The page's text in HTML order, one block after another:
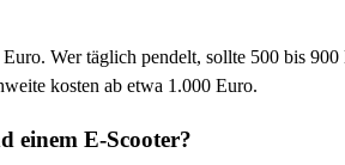
Wer täglich pendelt, sollte 500 bis
kosten ab etwa 1.000 Euro.
einem E-Scooter?